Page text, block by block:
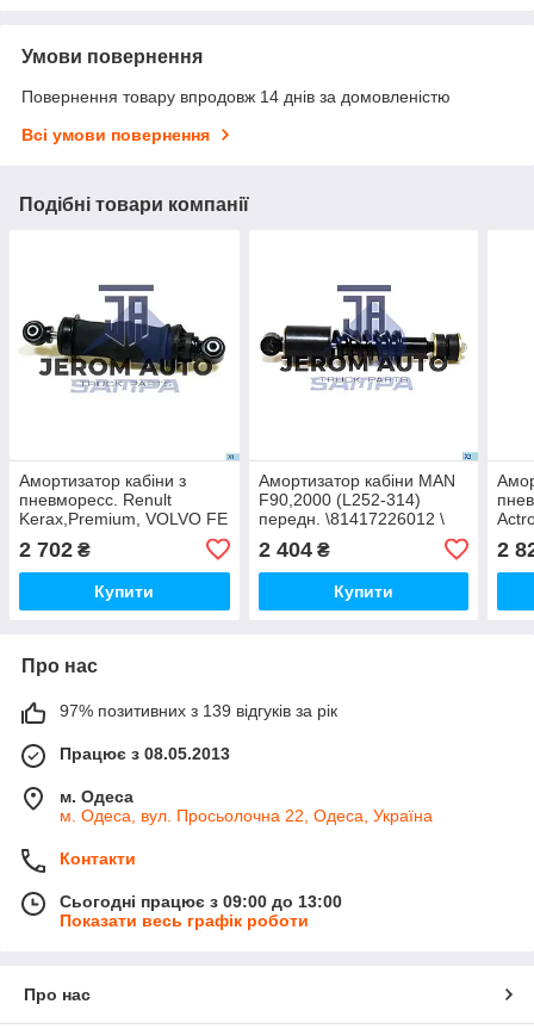
Умови повернення
Повернення товару впродовж 14 днів за домовленістю
Всі умови повернення
Подібні товари компанії
Амортизатор кабіни з
пневморесс. Renult
Kerax,Premium, VOLVO FE
(d12,2/d12,2) \5010228908
\
2 702 ₴
Купити
Амортизатор кабіни MAN
F90,2000 (L252-314)
передн. \81417226012 \
2 404₴
Купити
2
Про нас
97% позитивних з 139 відгуків за рік
Працює з 08.05.2013
м. Одеса
м. Одеса, вул. Просьолочна 22, Одеса, Україна
Контакти
Сьогодні працює з 09:00 до 13:00
Показати весь графік роботи
Про нас